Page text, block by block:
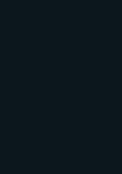
und der Beklagten
die Lieferung von 740.260
denen die GMP-
liegen.
Frage, wann der
schließt sich der Senat
an: Nach
in der Zeit von der
Ablieferung. Vereinbart
X. und die Ablieferung in
durch die Bergung der
nicht vorzeitig beendet.
davon aus, dass
nach Rotterdam